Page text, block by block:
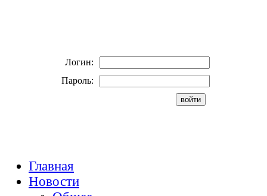
Логин:
Пароль:
Главная
Новости